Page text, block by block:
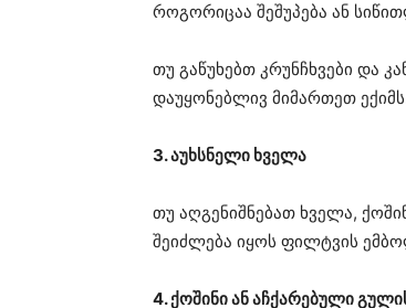
როგორიცაა შეშუპება ან
თუ გაწუხებთ კრუნჩხვები და
დაუყონებლივ მიმართეთ
3. აუხსნელი ხველა
თუ აღგენიშნებათ ხველა,
შეიძლება იყოს ფილტვის
4. ქოშინი ან აჩქარებული